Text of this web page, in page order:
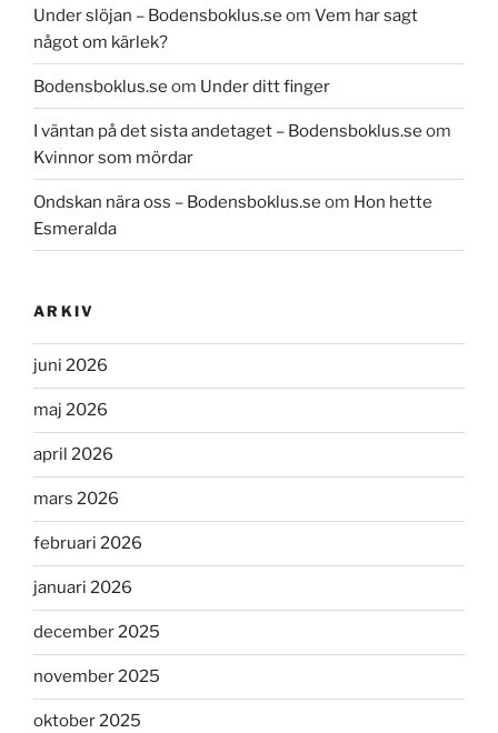
Under slöjan – Bodensboklus.se om Vem har sagt
något om kärlek?
Bodensboklus.se om Under ditt finger
I väntan på det sista andetaget – Bodensboklus.se om
Kvinnor som mördar
Ondskan nära oss – Bodensboklus.se om Hon hette
Esmeralda
ARKIV
juni 2026
maj 2026
april 2026
mars 2026
februari 2026
januari 2026
december 2025
november 2025
oktober 2025